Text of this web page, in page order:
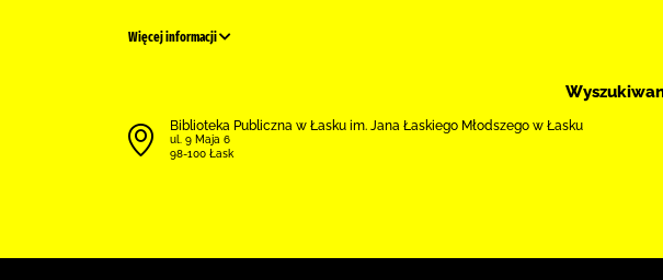
Więcej informacji
Biblioteka Publiczna w Łasku im. Jana Łaskiego Młodszego w Łasku
ul. 9 Maja 6
98-100 Łask